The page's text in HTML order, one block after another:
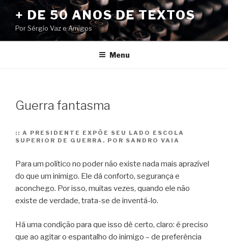
conteúdo
+ DE 50 ANOS DE TEXTOS
Por Sérgio Vaz e Amigos
Menu
Guerra fantasma
:: A PRESIDENTE EXPÕE SEU LADO ESCOLA
SUPERIOR DE GUERRA. POR SANDRO VAIA
Para um político no poder não existe nada mais aprazível
do que um inimigo. Ele dá conforto, segurança e
aconchego. Por isso, muitas vezes, quando ele não
existe de verdade, trata-se de inventá-lo.
Há uma condição para que isso dê certo, claro: é preciso
que ao agitar o espantalho do inimigo – de preferência